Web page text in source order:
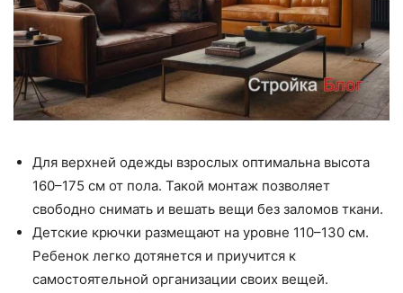
Для верхней одежды взрослых оптимальна высота
160–175 см от пола. Такой монтаж позволяет
свободно снимать и вешать вещи без заломов ткани.
Детские крючки размещают на уровне 110–130 см.
Ребенок легко дотянется и приучится к
самостоятельной организации своих вещей.